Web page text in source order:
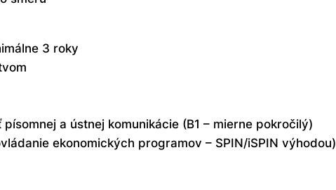
3 roky
a ústnej komunikácie (B1 – mierne pokročilý)
ekonomických programov – SPIN/iSPIN výhodou)